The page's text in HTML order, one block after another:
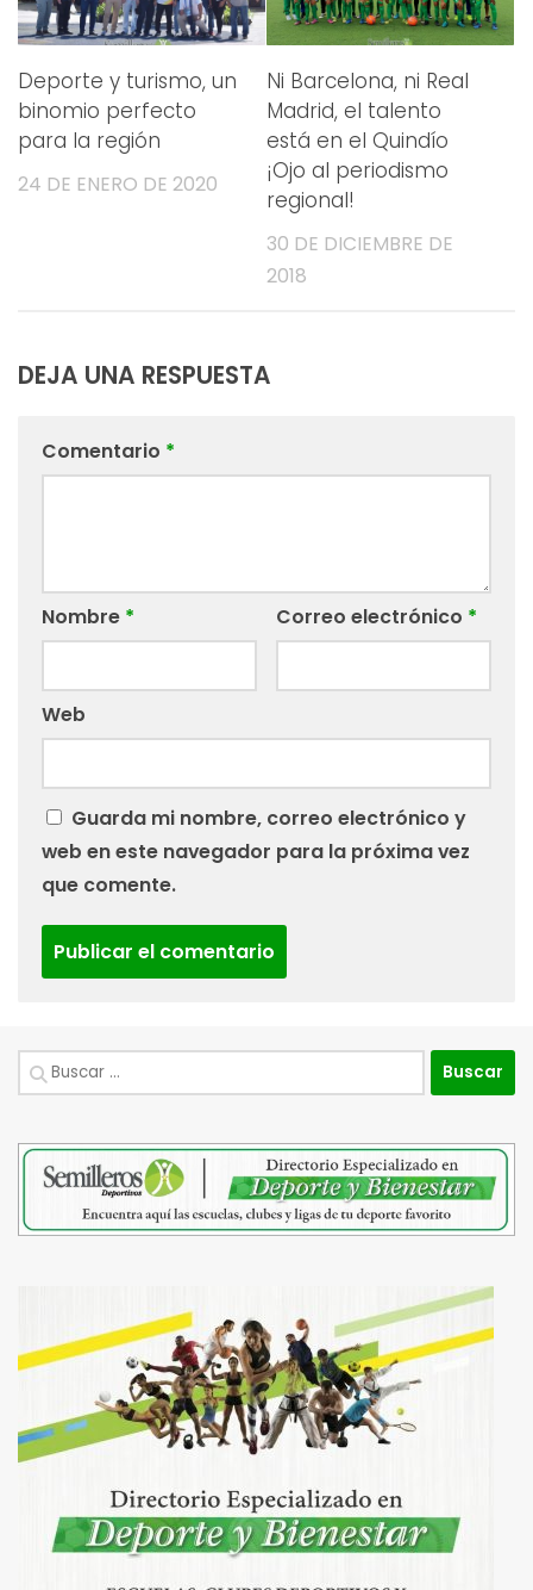
Deporte y turismo, un
binomio perfecto
para la región
24 DE ENERO DE 2020
Ni Barcelona, ni Real
Madrid, el talento
está en el Quindío
¡Ojo al periodismo
regional!
30 DE DICIEMBRE DE
2018
DEJA UNA RESPUESTA
Comentario *
Nombre * Correo electrónico *
Web
Guarda mi nombre, correo electrónico y
web en este navegador para la próxima vez
que comente.
Buscar: